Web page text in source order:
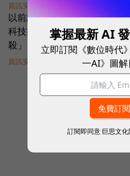
資訊安全 |4 個月前
以前詐騙靠運氣，現在靠劇
科技揭2026詐騙趨勢：AI讓
殺」自動化，連資安系統都難
資訊安全
看下一頁
掌握最新 AI
立即訂閱《數位時代
一AI》圖解
訂閱即同意 巨思文